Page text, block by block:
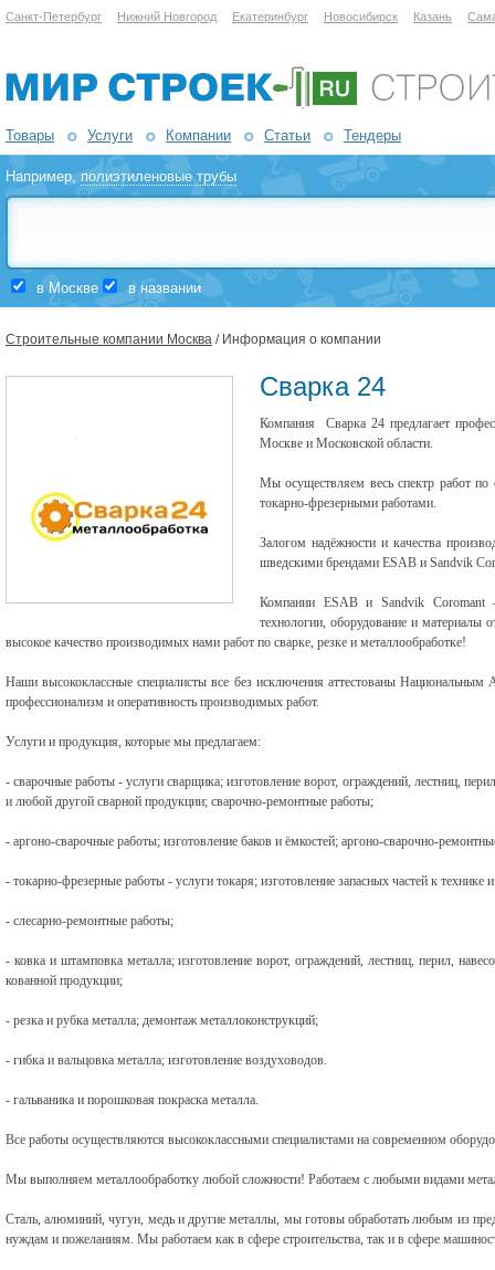
Санкт-Петербург Нижний Новгород Екатеринбург Новосибирск Казань
Товары Услуги Компании Статьи Тендеры
Например,полиэтиленовые трубы
в Москве в названии
Строительные компании Москва / Информация о компании
Сварка 24
Компания Сварка 24 предлагает
Москве и Московской области.
Мы осуществляем весь спектр работ по
токарно-фрезерными работами.
Залогом надёжности и качества
шведскими брендами ESAB и Sandvik
Компании ESAB и Sandvik Coromant–
технологии, оборудование и материалы
высокое качество производимых нами работ по сварке, резке и металлообработке!
Наши высококлассные специалисты все без исключения аттестованы
профессионализм и оперативность производимых работ.
Услуги и продукция, которые мы предлагаем:
- сварочные работы - услуги сварщика; изготовление ворот, ограждений, лестниц,
и любой другой сварной продукции; сварочно-ремонтные работы;
- аргоно-сварочные работы; изготовление баков и ёмкостей; аргоно-сварочно-
- токарно-фрезерные работы - услуги токаря; изготовление запасных частей к
- слесарно-ремонтные работы;
- ковка и штамповка металла; изготовление ворот, ограждений, лестниц, перил,
кованной продукции;
- резка и рубка металла; демонтаж металлоконструкций;
- гибка и вальцовка металла; изготовление воздуховодов.
- гальваника и порошковая покраска металла.
Все работы осуществляются высококлассными специалистами на современном
Мы выполняем металлообработку любой сложности! Работаем с любыми видами
Сталь, алюминий, чугун, медь и другие металлы, мы готовы обработать любым из
нуждам и пожеланиям. Мы работаем как в сфере строительства, так и в сфере